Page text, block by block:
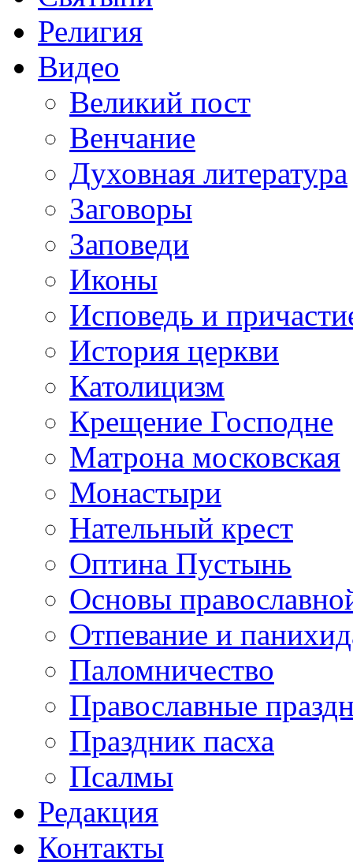
Религия
Видео
Великий пост
Венчание
Духовная литература
Заговоры
Заповеди
Иконы
Исповедь и
История церкви
Католицизм
Крещение Господне
Матрона московская
Монастыри
Нательный крест
Оптина Пустынь
Основы
Отпевание и
Паломничество
Православные
Праздник пасха
Псалмы
Редакция
Контакты